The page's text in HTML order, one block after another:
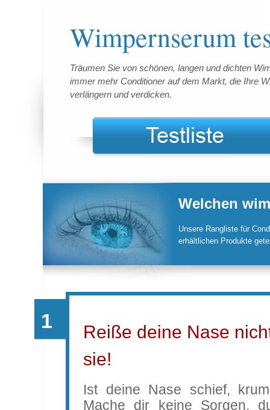
Wimpernserum
Träumen Sie von schönen, langen und dichten
immer mehr Conditioner auf dem Markt, die Ihre
verlängern und verdicken.
Welchen
Unsere Rangliste für
erhältlichen Produkte
Reiße deine Nase
sie!
Ist deine Nase schief,
Mache dir keine Sorgen,